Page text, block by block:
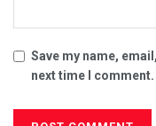
Save my name,
next time I comment.